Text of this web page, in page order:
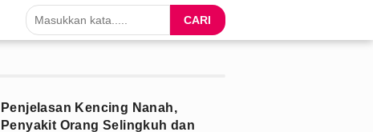
CARI
Penjelasan Kencing Nanah,
Penyakit Orang Selingkuh dan